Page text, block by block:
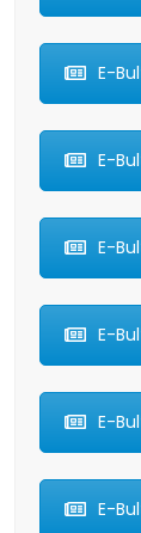
E-
E-
E-
E-
E-
E-